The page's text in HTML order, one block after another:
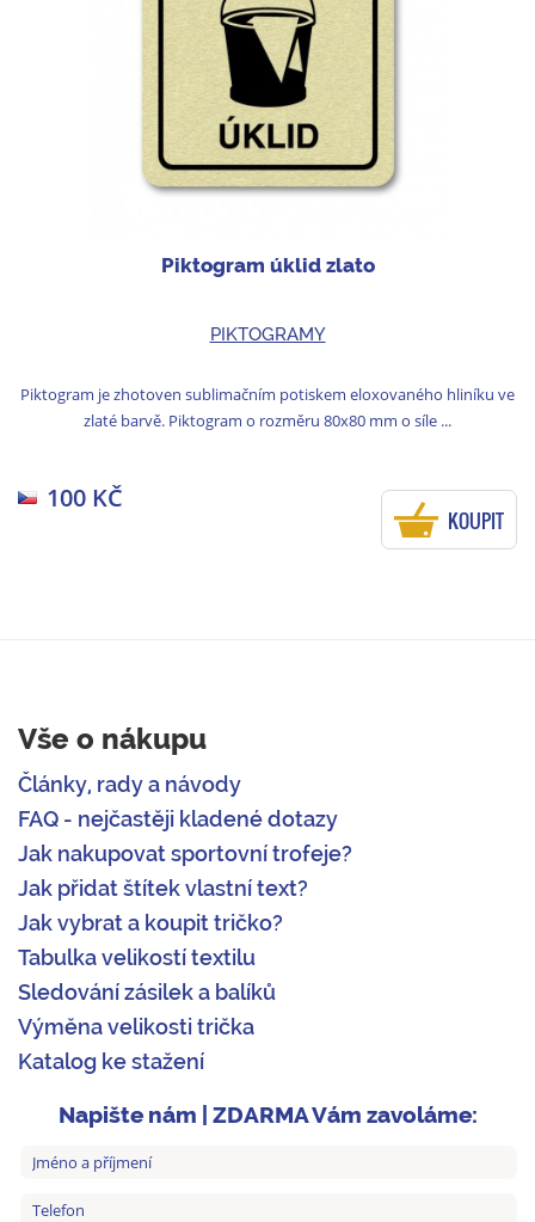
Piktogram úklid zlato
PIKTOGRAMY
Piktogram je zhotoven sublimačním potiskem eloxovaného hliníku ve
zlaté barvě. Piktogram o rozměru 80x80 mm o síle ...
100 KČ
KOUPIT
Vše o nákupu
Články, rady a návody
FAQ - nejčastěji kladené dotazy
Jak nakupovat sportovní trofeje?
Jak přidat štítek vlastní text?
Jak vybrat a koupit tričko?
Tabulka velikostí textilu
Sledování zásilek a balíků
Výměna velikosti trička
Katalog ke stažení
Napište nám | ZDARMA Vám zavoláme: